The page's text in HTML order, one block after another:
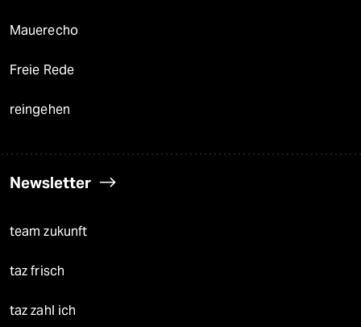
Mauerecho
Freie Rede
reingehen
Newsletter
team zukunft
taz frisch
taz zahl ich